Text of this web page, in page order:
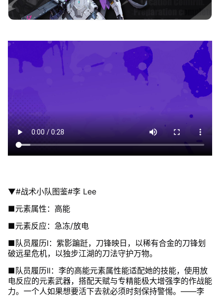
▼#战术小队图鉴#李 Lee
■元素属性：高能
■元素反应：急冻/放电
■队员履历Ⅰ：紫影蹁跹，刀锋映日，以稀有合金的刀锋划
破远星危机，以独步江湖的刀法守护万物。
■队员履历ⅠⅠ：李的高能元素属性能适配她的技能，使用放
电反应的元素武器，搭配天赋与专精能极大增强李的作战能
力。一个人如果想要活下去就必须时刻保持警惕。——李